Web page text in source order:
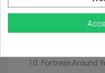
Children's Crusade
Shadows In The
We Work The
Consider Me Gone
Fortress Around